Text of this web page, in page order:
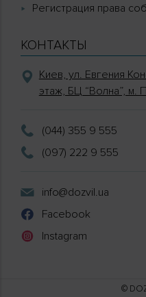
Регистрация права
КОНТАКТЫ
Киев, ул. Евгения
этаж, БЦ “Волна”, м.
(044) 355 9 555
(097) 222 9 555
info@dozvil.ua
Facebook
Instagram
©